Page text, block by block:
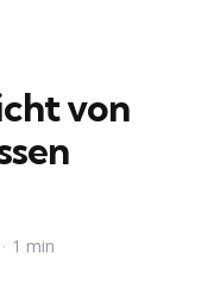
von
1 min